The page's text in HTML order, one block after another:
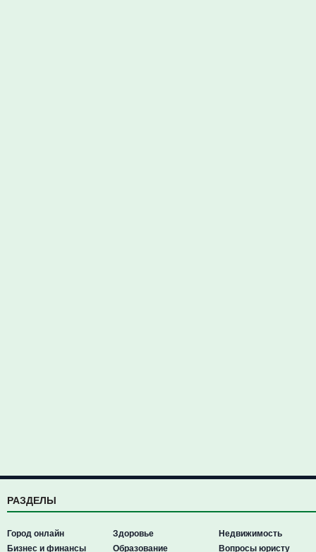
РАЗДЕЛЫ
Город онлайн
Бизнес и финансы
Здоровье
Образование
Недвижимость
Вопросы юристу